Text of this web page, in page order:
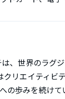
、世界のラグ
リエイティ
歩みを続けて